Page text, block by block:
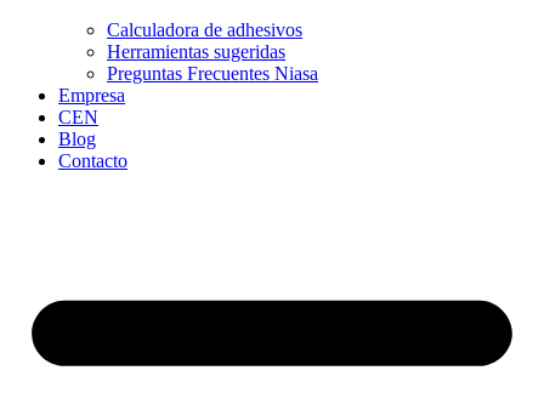
Calculadora de adhesivos
Herramientas sugeridas
Preguntas Frecuentes Niasa
Empresa
CEN
Blog
Contacto